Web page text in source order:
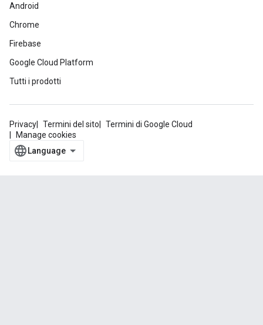
Android
Chrome
Firebase
Google Cloud Platform
Tutti i prodotti
Privacy Termini del sito
Termini di Google Cloud
Manage cookies